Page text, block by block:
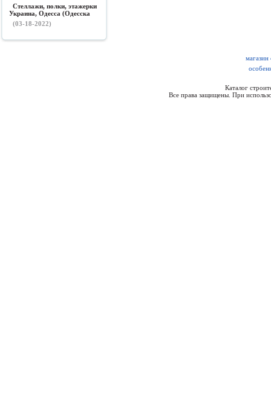
Стеллажи, полки, этажерки
Украина, Одесса (Одесска
(03-18-2022)
магазин
Каталог
Все права защищены. При